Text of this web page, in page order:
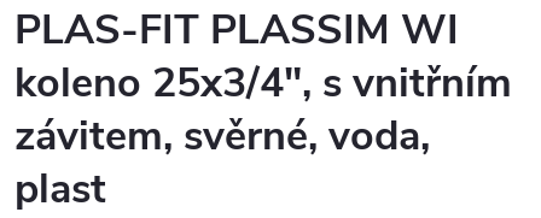
PLAS-FIT PLASSIM WI
koleno 25x3/4", s vnitřním
závitem, svěrné, voda,
plast